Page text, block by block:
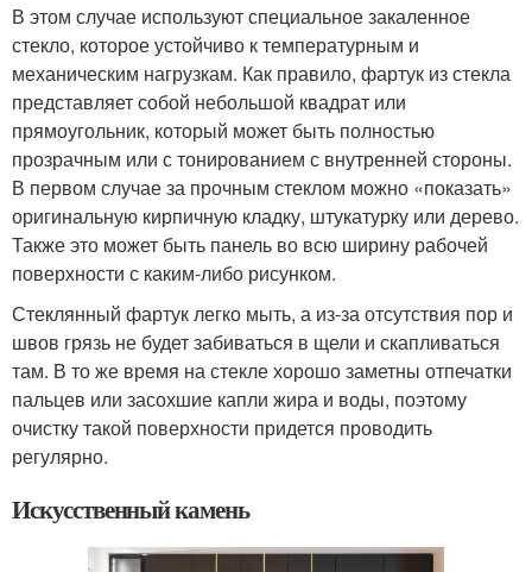
В этом случае используют специальное закаленное
стекло, которое устойчиво к температурным и
механическим нагрузкам. Как правило, фартук из стекла
представляет собой небольшой квадрат или
прямоугольник, который может быть полностью
прозрачным или с тонированием с внутренней стороны.
В первом случае за прочным стеклом можно «показать»
оригинальную кирпичную кладку, штукатурку или дерево.
Также это может быть панель во всю ширину рабочей
поверхности с каким-либо рисунком.
Стеклянный фартук легко мыть, а из-за отсутствия пор и
швов грязь не будет забиваться в щели и скапливаться
там. В то же время на стекле хорошо заметны отпечатки
пальцев или засохшие капли жира и воды, поэтому
очистку такой поверхности придется проводить
регулярно.
Искусственный камень